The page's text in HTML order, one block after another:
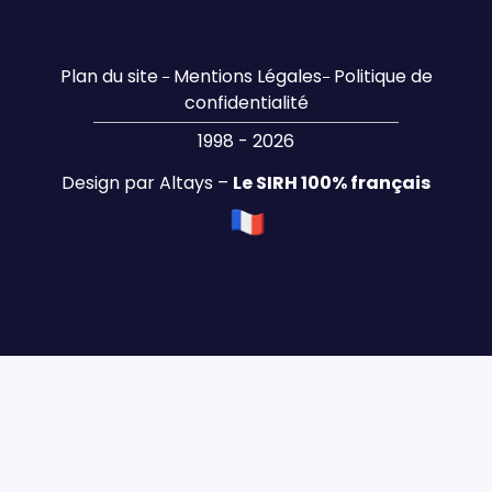
Plan du site– Mentions Légales– Politique de
confidentialité
1998 - 2026
Design par Altays – Le SIRH 100% français